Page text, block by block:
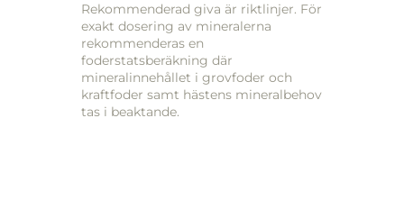
Rekommenderad giva är riktlinjer. För
exakt dosering av mineralerna
rekommenderas en
foderstatsberäkning där
mineralinnehållet i grovfoder och
kraftfoder samt hästens mineralbehov
tas i beaktande.